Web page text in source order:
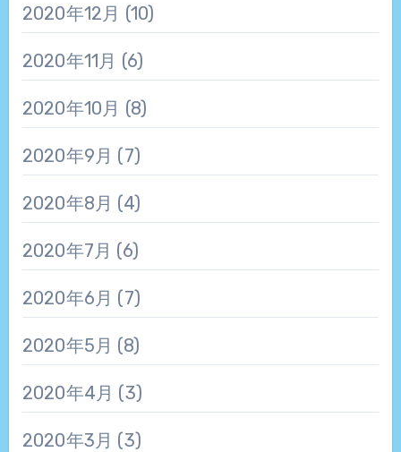
2020年12月 (10)
2020年11月 (6)
2020年10月 (8)
2020年9月 (7)
2020年8月 (4)
2020年7月 (6)
2020年6月 (7)
2020年5月 (8)
2020年4月 (3)
2020年3月 (3)